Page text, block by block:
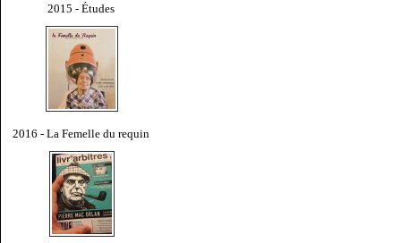
2015 - Études
2016 - La Femelle du requin